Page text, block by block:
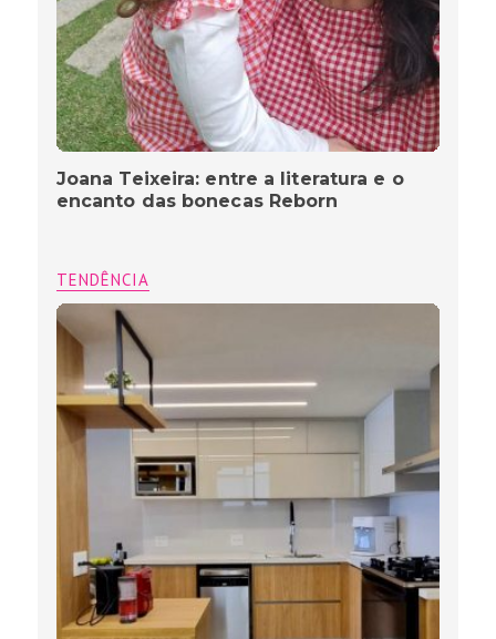
Joana Teixeira: entre a literatura e o
encanto das bonecas Reborn
TENDÊNCIA